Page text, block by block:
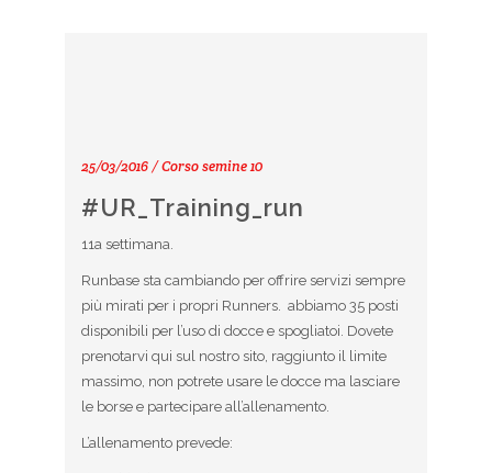
25/03/2016 / Corso semine 10
#UR_Training_run
11a settimana.
Runbase sta cambiando per offrire servizi sempre
più mirati per i propri Runners. abbiamo 35 posti
disponibili per l’uso di docce e spogliatoi. Dovete
prenotarvi qui sul nostro sito, raggiunto il limite
massimo, non potrete usare le docce ma lasciare
le borse e partecipare all’allenamento.
L’allenamento prevede: